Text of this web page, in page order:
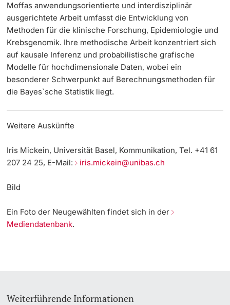
Moffas anwendungsorientierte und interdisziplinär
ausgerichtete Arbeit umfasst die Entwicklung von
Methoden für die klinische Forschung, Epidemiologie und
Krebsgenomik. Ihre methodische Arbeit konzentriert sich
auf kausale Inferenz und probabilistische grafische
Modelle für hochdimensionale Daten, wobei ein
besonderer Schwerpunkt auf Berechnungsmethoden für
die Bayes`sche Statistik liegt.
Weitere Auskünfte
Iris Mickein, Universität Basel, Kommunikation, Tel. +41 61
207 24 25, E-Mail: iris.mickein@unibas.ch
Bild
Ein Foto der Neugewählten findet sich in der
Mediendatenbank.
Weiterführende Informationen